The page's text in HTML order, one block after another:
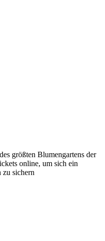
größten Blumengartens der
online, um sich ein
zu sichern